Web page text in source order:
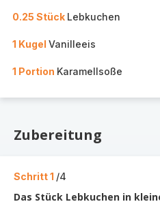
0.25 Stück Lebkuchen
1 Kugel Vanilleeis
1 Portion Karamellsoße
Zubereitung
Schritt 1 /4
Das Stück Lebkuchen in